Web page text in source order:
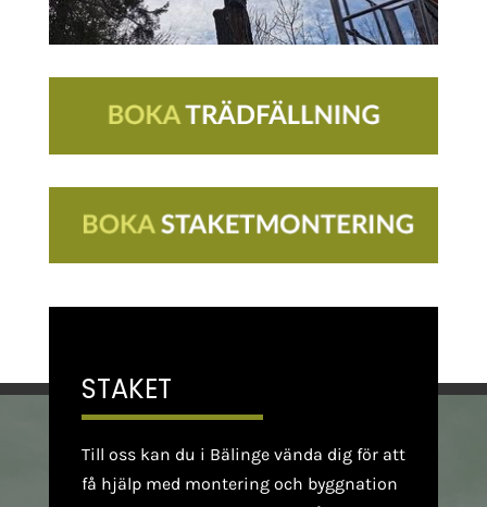
STAKET
Till oss kan du i Bälinge vända dig för att
få hjälp med montering och byggnation